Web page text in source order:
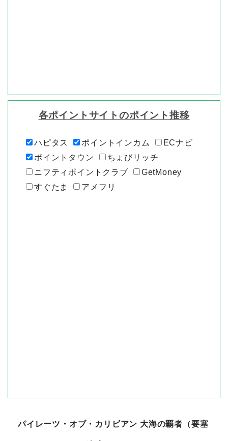
各ポイントサイトのポイント推移
ハピタス ポイントインカム
ECナビ
ポイントタウン
ちょびリッチ
ニフティポイントクラブ
GetMoney
すぐたま
アメフリ
パイレーツ・オブ・カリビアン 大海の覇者（要塞